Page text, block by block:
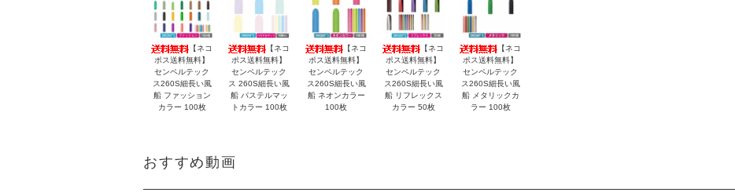
【ネコ
ポス送料無料】
センペルテック
ス260S細長い風
船 ファッション
カラー 100枚
【ネコ
ポス送料無料】
センペルテック
ス 260S細長い風
船 パステルマッ
トカラー 100枚
【ネコ
ポス送料無料】
センペルテック
ス260S細長い風
船 ネオンカラー
100枚
【ネコ
ポス送料無料】
センペルテック
ス260S細長い風
船 リフレックス
カラー 50枚
【ネコ
ポス送料無料】
センペルテック
ス260S細長い風
船 メタリックカ
ラー 100枚
おすすめ動画